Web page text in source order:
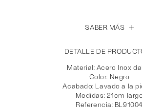
SABER MÁS
DETALLE DE
Material: Acero
Color: Negro
Acabado: Lavado a la
Medidas: 21cm
Referencia: BL91004